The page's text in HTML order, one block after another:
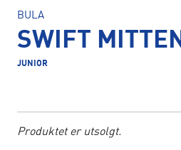
BULA
SWIFT
JUNIOR
Produktet er utsolgt.